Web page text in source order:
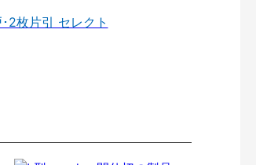
2枚片引 セレクト